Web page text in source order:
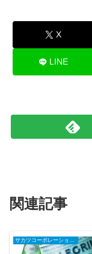
X
LINE
関連記事
サカツコーポレーション楽天市場店